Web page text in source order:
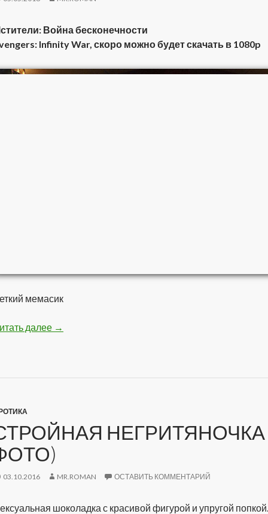
Война бесконечности
Infinity War, скоро можно будет скачать в 1080p
мемасик
далее Мстители — Война бесконечности
→
НЕГРИТЯНОЧКА
03.10.2016 MR.ROMAN ОСТАВИТЬ КОММЕНТАРИЙ
шоколадка с красивой фигурой и упругой попкой.